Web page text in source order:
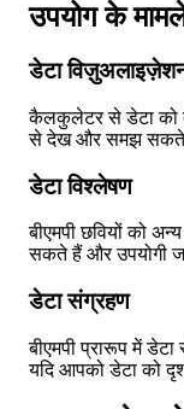
उपयोग के
डेटा
कैलकुलेटर से डेटा को
से देख और समझ सकते
डेटा विश्लेषण
बीएमपी छवियों को
सकते हैं और उपयोगी
डेटा संग्रहण
बीएमपी प्रारूप में
यदि आपको डेटा को